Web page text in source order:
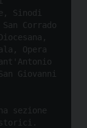
Sinodi
Corrado
Opera
Giovanni
sezione